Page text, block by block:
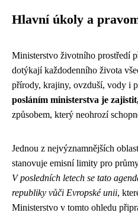
Hlavní úkoly a
Ministerstvo životního prostředí
dotýkají každodenního života
přírody, krajiny, ovzduší, vody i
posláním ministerstva je
způsobem, který neohrozí
Jednou z nejvýznamnějších
stanovuje emisní limity pro
V posledních letech se tato
republiky vůči Evropské unii,
Ministerstvo v tomto ohledu